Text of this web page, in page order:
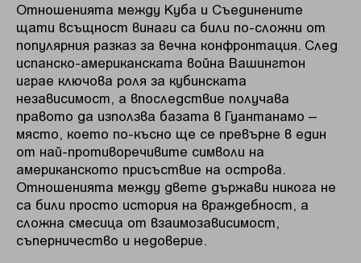
Отношенията между Куба и Съединените
щати всъщност винаги са били по-сложни от
популярния разказ за вечна конфронтация. След
испанско-американската война Вашингтон
играе ключова роля за кубинската
независимост, а впоследствие получава
правото да използва базата в Гуантанамо –
място, което по-късно ще се превърне в един
от най-противоречивите символи на
американското присъствие на острова.
Отношенията между двете държави никога не
са били просто история на враждебност, а
сложна смесица от взаимозависимост,
съперничество и недоверие.